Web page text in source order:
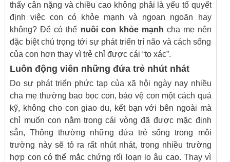
thấy cân nặng và chiều cao không phải là yếu tố quyết
định việc con có khỏe mạnh và ngoan ngoãn hay
không? Để có thể nuôi con khỏe mạnh cha mẹ nên
đặc biệt chú trọng tới sự phát triển trí não và cách sống
của con hơn thay vì trẻ chỉ được cái “to xác”.
Luôn động viên những đứa trẻ nhút nhát
Do sự phát triển phức tạp của xã hội ngày nay nhiều
cha mẹ thường bao bọc con, bảo vệ con một cách quá
kỹ, không cho con giao du, kết bạn với bên ngoài mà
chỉ muốn con nằm trong cái vòng đã được mặc định
sẵn, Thông thường những đứa trẻ sống trong môi
trường này sẽ tỏ ra rất nhút nhát, trong nhiều trường
hợp con có thể mắc chứng rối loạn lo âu cao. Thay vì